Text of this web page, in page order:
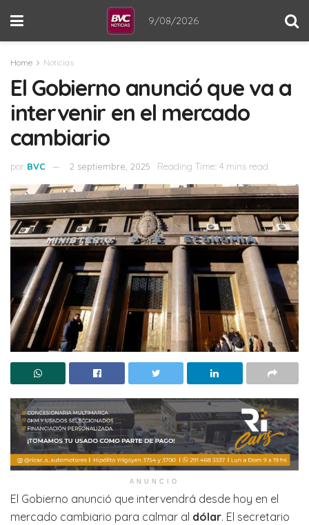
9/08/2026
Home Noticias
El Gobierno anunció que va a
intervenir en el mercado
cambiario
por BVC 2 septiembre, 2025 Reading Time: 4 mins read
ANUNCIO
El Gobierno anunció que intervendrá desde hoy en el
mercado cambiario para calmar al dólar. El secretario